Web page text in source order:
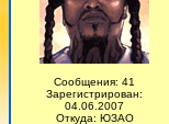
Сообщения: 41
Зарегистрирован:
04.06.2007
Откуда: ЮЗАО